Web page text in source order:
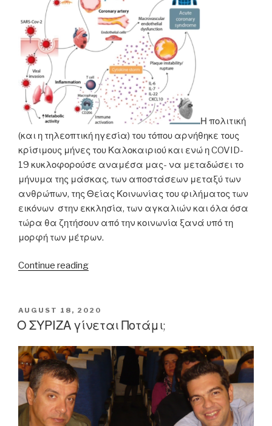
Η πολιτική
(και η τηλεοπτική ηγεσία) του τόπου αρνήθηκε τους
κρίσιμους μήνες του Καλοκαιριού και ενώ η COVID-
19 κυκλοφορούσε αναμέσα μας- να μεταδώσει το
μήνυμα της μάσκας, των αποστάσεων μεταξύ των
ανθρώπων, της Θείας Κοινωνίας του φιλήματος των
εικόνων στην εκκλησία, των αγκαλιών και όλα όσα
τώρα θα ζητήσουν από την κοινωνία ξανά υπό τη
μορφή των μέτρων.
Continue reading“Αγρύπνια
για
την
POSTED
ON
AUGUST 18, 2020
Ο ΣΥΡΙΖΑ γίνεται Ποτάμι;